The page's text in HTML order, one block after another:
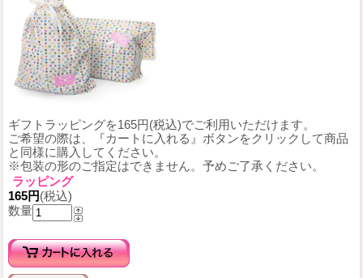
ギフトラッピングを165円(税込)でご利用いただけます。
ご希望の際は、『カートに入れる』ボタンをクリックして商品
と同様に購入してください。
※包装の形のご指定はできません。予めご了承ください。
ラッピング
165円(税込)
数量